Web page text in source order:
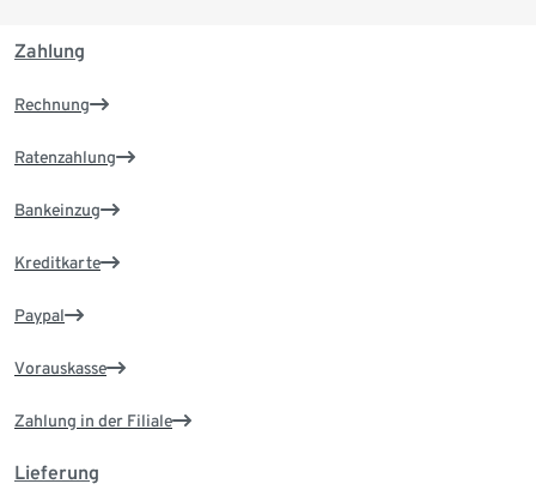
Zahlung
Rechnung
Ratenzahlung
Bankeinzug
Kreditkarte
Paypal
Vorauskasse
Zahlung in der Filiale
Lieferung